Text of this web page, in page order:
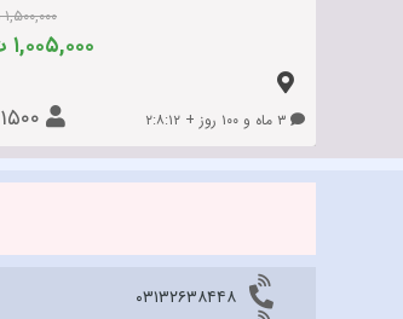
۱,۵۰۰,۰۰۰ ت
۱,۰۰۵,۰۰۰ ت
۳ ماه و ۱۰۰ روز + ۲:۸:۱۲ ۱۵۰۰
۰۳۱۳۲۶۳۸۴۴۸